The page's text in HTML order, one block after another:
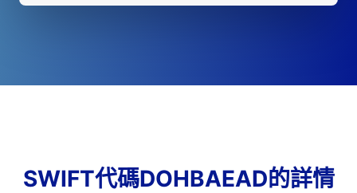
SWIFT代碼DOHBAEAD的詳情